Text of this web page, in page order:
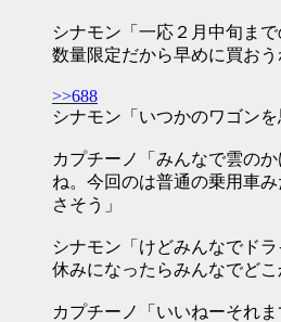
シナモン「一応２月中旬ま
数量限定だから早めに買おう
>>688
シナモン「いつかのワゴンを
カプチーノ「みんなで雲の
ね。今回のは普通の乗用車
さそう」
シナモン「けどみんなでド
休みになったらみんなでどこ
カプチーノ「いいねーそれ